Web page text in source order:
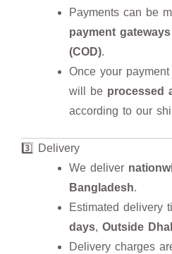
Payments can be
payment gateways
(COD).
Once your
will be processed
according to our
3️⃣ Delivery
We deliver
Bangladesh.
Estimated delivery
days, Outside
Delivery charges